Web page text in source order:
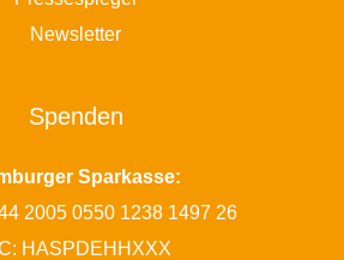
Newsletter
Spenden
Sparkasse:
2005 0550 1238 1497 26
HASPDEHHXXX